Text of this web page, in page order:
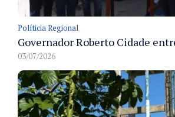
Políticia Regional
03/07/2026